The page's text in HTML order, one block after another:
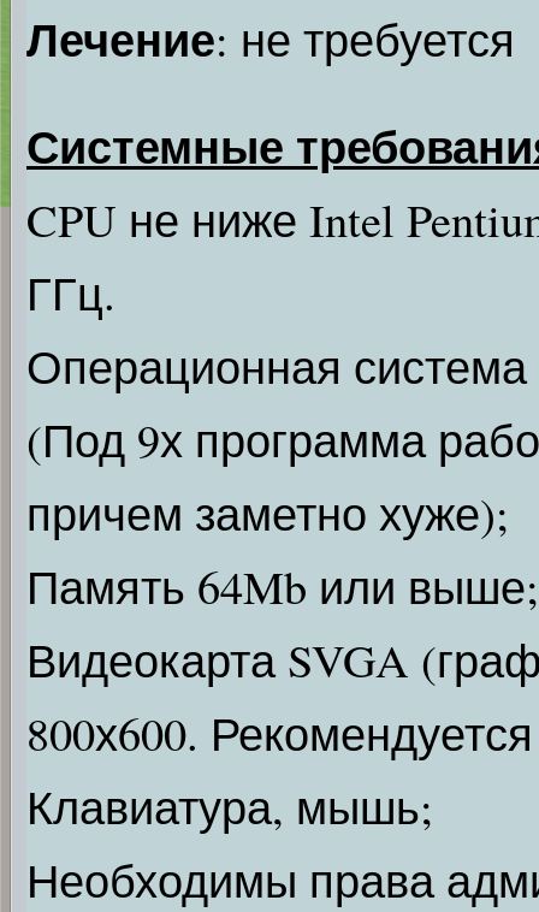
Лечение: не требуется
Системные
CPU не ниже Intel
ГГц.
Операционная система
(Под 9х программа
причем заметно хуже);
Память 64Mb или выше;
Видеокарта SVGA
800х600.
Клавиатура, мышь;
Необходимы права